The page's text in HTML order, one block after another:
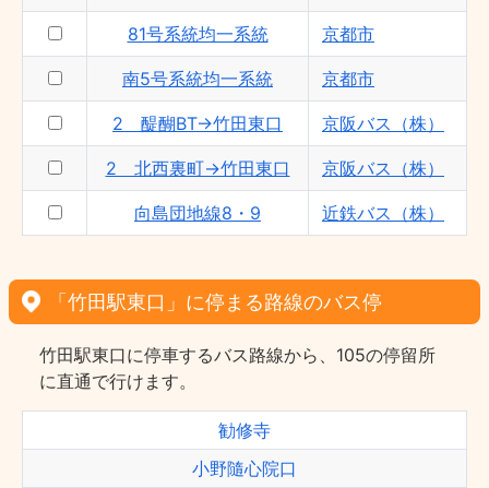
81号系統均一系統 京都市
南5号系統均一系統 京都市
2 醍醐BT→竹田東口 京阪バス（株）
2 北西裏町→竹田東口 京阪バス（株）
向島団地線8・9 近鉄バス（株）
「竹田駅東口」に停まる路線のバス停
竹田駅東口に停車するバス路線から、105の停留所
に直通で行けます。
勧修寺
小野隨心院口